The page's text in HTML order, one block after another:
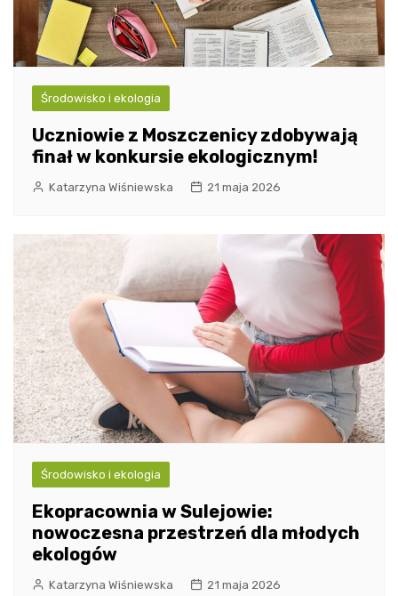
Środowisko i ekologia
Uczniowie z Moszczenicy zdobywają
finał w konkursie ekologicznym!
Katarzyna Wiśniewska 21 maja 2026
Środowisko i ekologia
Ekopracownia w Sulejowie:
nowoczesna przestrzeń dla młodych
ekologów
Katarzyna Wiśniewska 21 maja 2026